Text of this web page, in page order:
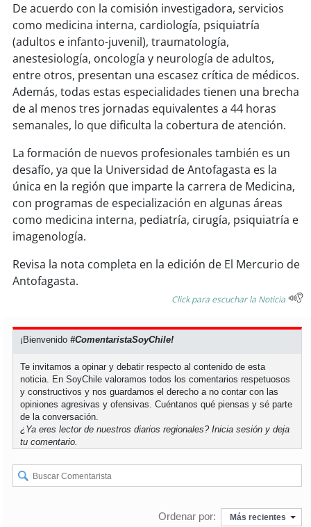
soyvalparaíso
soyquillota
soy sanantonio
chillán
soysancarlos
soytalcahuano
soyconcepción
soycoronel
soytemuco
soyvaldivia
soyosorno
soypuertomontt
soychiloé
De acuerdo con la comisión investigadora, servicios
como medicina interna, cardiología, psiquiatría
(adultos e infanto-juvenil), traumatología,
anestesiología, oncología y neurología de adultos,
entre otros, presentan una escasez crítica de médicos.
Además, todas estas especialidades tienen una brecha
de al menos tres jornadas equivalentes a 44 horas
semanales, lo que dificulta la cobertura de atención.
La formación de nuevos profesionales también es un
desafío, ya que la Universidad de Antofagasta es la
única en la región que imparte la carrera de Medicina,
con programas de especialización en algunas áreas
como medicina interna, pediatría, cirugía, psiquiatría e
imagenología.
Revisa la nota completa en la edición de El Mercurio de
Antofagasta.
Click para escuchar la Noticia
¡Bienvenido#ComentaristaSoyChile!
Te invitamos a opinar y debatir respecto al contenido de esta
noticia. En SoyChile valoramos todos los comentarios respetuosos
y constructivos y nos guardamos el derecho a no contar con las
opiniones agresivas y ofensivas. Cuéntanos qué piensas y sé parte
de la conversación.
¿Ya eres lector de nuestros diarios regionales?Inicia sesión y deja
tu comentario.
Ordenar por: Más recientes